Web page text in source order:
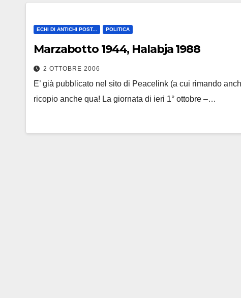
ECHI DI ANTICHI POST... POLITICA
Marzabotto 1944, Halabja 1988
2 OTTOBRE 2006
E’ già pubblicato nel sito di Peacelink (a cui rimando
ricopio anche qua! La giornata di ieri 1° ottobre –…